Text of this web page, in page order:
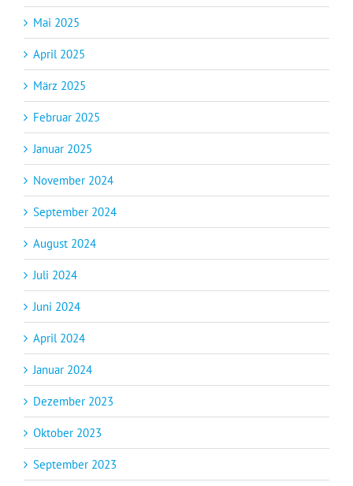
Mai 2025
April 2025
März 2025
Februar 2025
Januar 2025
November 2024
September 2024
August 2024
Juli 2024
Juni 2024
April 2024
Januar 2024
Dezember 2023
Oktober 2023
September 2023